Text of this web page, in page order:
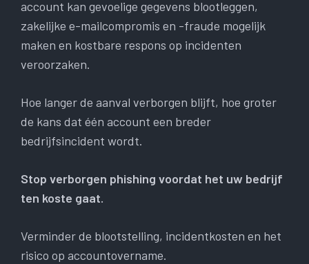
account kan gevoelige gegevens blootleggen,
zakelijke e-mailcompromis en -fraude mogelijk
maken en kostbare respons op incidenten
veroorzaken.
Hoe langer de aanval verborgen blijft, hoe groter
de kans dat één account een breder
bedrijfsincident wordt.
Stop verborgen phishing voordat het uw bedrijf
ten koste gaat.
Verminder de blootstelling, incidentkosten en het
risico op accountovername.